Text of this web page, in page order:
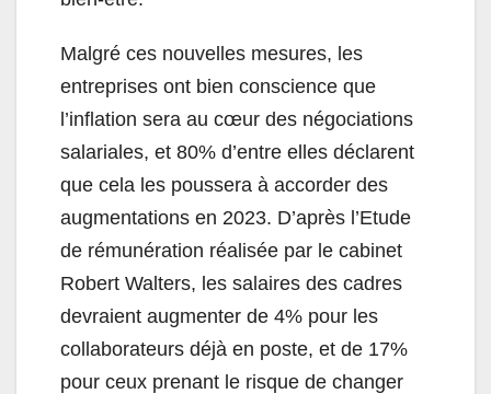
Malgré ces nouvelles mesures, les
entreprises ont bien conscience que
l’inflation sera au cœur des négociations
salariales, et 80% d’entre elles déclarent
que cela les poussera à accorder des
augmentations en 2023. D’après l’Etude
de rémunération réalisée par le cabinet
Robert Walters, les salaires des cadres
devraient augmenter de 4% pour les
collaborateurs déjà en poste, et de 17%
pour ceux prenant le risque de changer